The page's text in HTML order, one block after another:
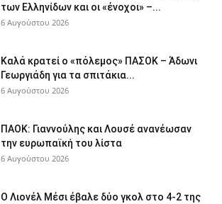
των Ελληνίδων και οι «ένοχοι» –...
6 Αυγούστου 2026
Καλά κρατεί ο «πόλεμος» ΠΑΣΟΚ – Άδωνι
Γεωργιάδη για τα σπιτάκια...
6 Αυγούστου 2026
ΠΑΟΚ: Γιαννούλης και Λουσέ ανανέωσαν
την ευρωπαϊκή του λίστα
6 Αυγούστου 2026
Ο Λιονέλ Μέσι έβαλε δύο γκολ στο 4-2 της